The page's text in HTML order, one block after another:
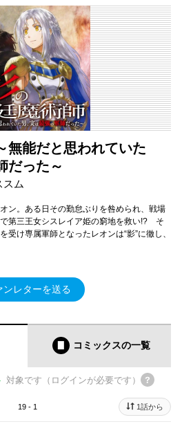
能だと思われていた
だった～
スム
ン。ある日その勤怠ぶりを咎められ、戦場
第三王女シスレイア姫の窮地を救い!? そ
受け専属軍師となったレオンは“影”に徹し、
ンレターを送る
コミックスの一覧
対象です（ログインが必要です）
19 - 1 1話から